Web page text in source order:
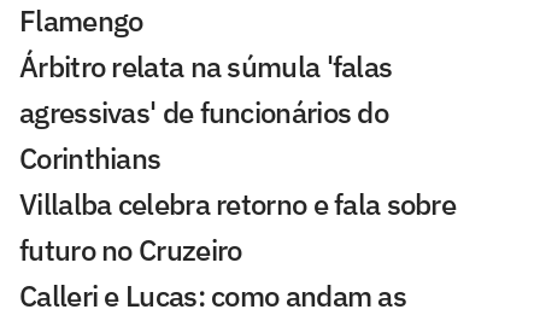
Flamengo
Árbitro relata na súmula 'falas
agressivas' de funcionários do
Corinthians
Villalba celebra retorno e fala sobre
futuro no Cruzeiro
Calleri e Lucas: como andam as